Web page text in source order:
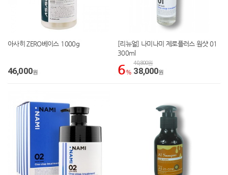
아사히 ZERO베이스 1000g
46,000원
[리뉴얼] 나미나미 제로플러스 원샷 01
300ml
6 %
40,800원
38,000원